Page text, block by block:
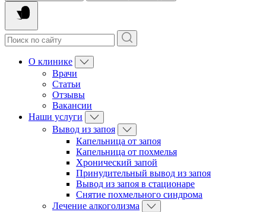
О клинике
Врачи
Статьи
Отзывы
Вакансии
Наши услуги
Вывод из запоя
Капельница от запоя
Капельница от похмелья
Хронический запой
Принудительный вывод из запоя
Вывод из запоя в стационаре
Снятие похмельного синдрома
Лечение алкоголизма